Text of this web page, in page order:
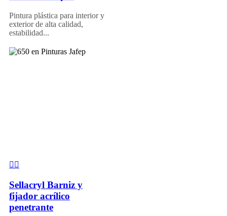
Pintura plástica para interior y
exterior de alta calidad,
estabilidad...
Sellacryl Barniz y
fijador acrílico
penetrante